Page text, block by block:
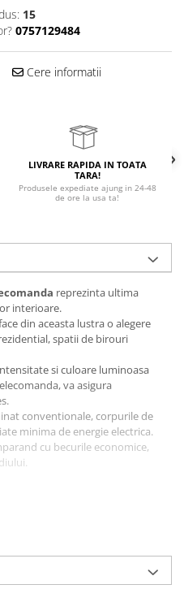
15
0757129484
Cere informatii
LIVRARE RAPIDA IN TOATA
TARA!
Produsele expediate ajung in 24-48
de ore la usa ta!
reprezinta ultima
interioare.
din aceasta lustra o alegere
spatii de birouri
si culoare luminoasa
va asigura
conventionale, corpurile de
minima de energie electrica.
cu becurile economice,
cu o simpla
controlat din
dar si cu ajutorul